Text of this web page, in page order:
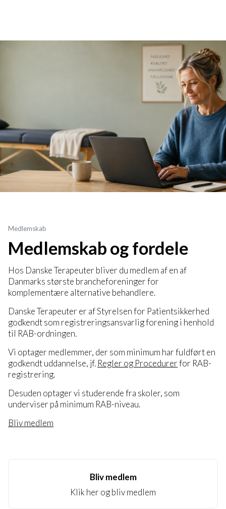
Medlemskab
Medlemskab og fordele
Hos Danske Terapeuter bliver du medlem af en af
Danmarks største brancheforeninger for
komplementære alternative behandlere.
Danske Terapeuter er af Styrelsen for Patientsikkerhed
godkendt som registreringsansvarlig forening i henhold
til RAB-ordningen.
Vi optager medlemmer, der som minimum har fuldført en
godkendt uddannelse, jf. Regler og Procedurerfor RAB-
registrering.
Desuden optager vi studerende fra skoler, som
underviser på minimum RAB-niveau.
Bliv medlem
Bliv medlem
Klik her og bliv medlem